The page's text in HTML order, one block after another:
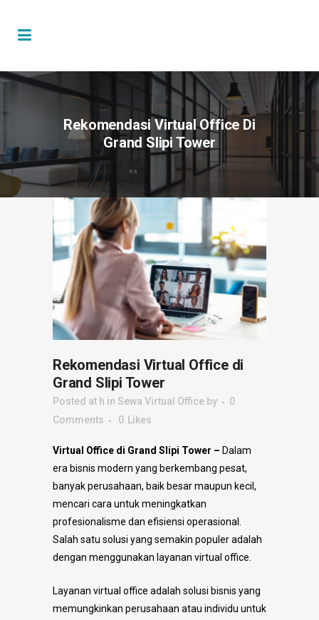
Rekomendasi Virtual Office Di
Grand Slipi Tower
Rekomendasi Virtual Office di
Grand Slipi Tower
Posted at h in Sewa Virtual Office by
0
Comments
0 Likes
Virtual Office di Grand Slipi Tower – Dalam
era bisnis modern yang berkembang pesat,
banyak perusahaan, baik besar maupun kecil,
mencari cara untuk meningkatkan
profesionalisme dan efisiensi operasional.
Salah satu solusi yang semakin populer adalah
dengan menggunakan layanan virtual office.
Layanan virtual office adalah solusi bisnis yang
memungkinkan perusahaan atau individu untuk